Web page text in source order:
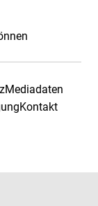
Mediadaten
Kontakt